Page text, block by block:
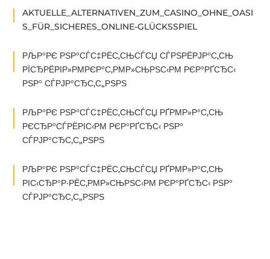
AKTUELLE_ALTERNATIVEN_ZUM_CASINO_OHNE_OASI
S_FÜR_SICHERES_ONLINE-GLÜCKSSPIEL
РЉР°РЄ РЅР°СЃС‡РЁС‚СЊСЃСЏ СЃРЅРЁРЈР°С‚СЊ
РЇСЂРЁРІР»РΜРЄР°С‚РΜР»СЊРЅС‹РΜ РЄР°РҐСЂС‹
РЅР° СЃРЈР°СЂС‚С„РЅРЅ
РЉР°РЄ РЅР°СЃС‡РЁС‚СЊСЃСЏ РҐРΜР»Р°С‚СЊ
РЄСЂР°СЃРЁРІС‹РΜ РЄР°РҐСЂС‹ РЅР°
СЃРЈР°СЂС‚С„РЅРЅ
РЉР°РЄ РЅР°СЃС‡РЁС‚СЊСЃСЏ РҐРΜР»Р°С‚СЊ
РІС‹СЂР°Р·РЁС‚РΜР»СЊРЅС‹РΜ РЄР°РҐСЂС‹ РЅР°
СЃРЈР°СЂС‚С„РЅРЅ